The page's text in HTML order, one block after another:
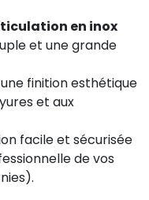
en inox
et une grande
finition esthétique
et aux
facile et sécurisée
de vos